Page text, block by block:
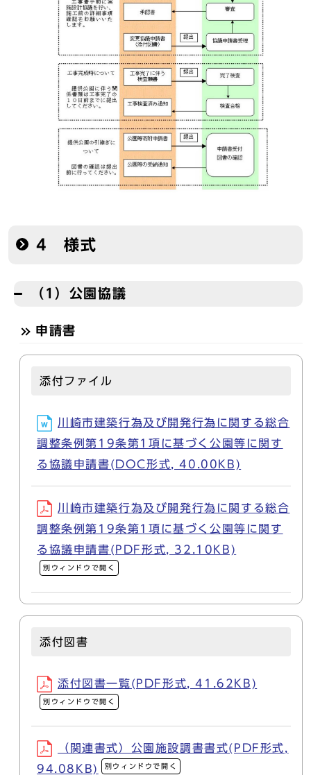
4 様式
（1）公園協議
申請書
添付ファイル
川崎市建築行為及び開発行為に関する総合
調整条例第19条第1項に基づく公園等に関す
る協議申請書(DOC形式, 40.00KB)
川崎市建築行為及び開発行為に関する総合
調整条例第19条第1項に基づく公園等に関す
る協議申請書(PDF形式, 32.10KB)
別ウィンドウで開く
添付図書
添付図書一覧(PDF形式, 41.62KB)
別ウィンドウで開く
（関連書式）公園施設調書書式(PDF形式,
94.08KB)
別ウィンドウで開く